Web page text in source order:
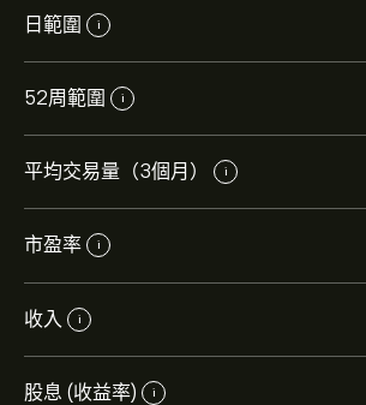
日範圍 i
52周範圍 i
平均交易量（3個月） i
市盈率 i
收入 i
股息 (收益率) i
PFG 現價為‎$‎115.25。